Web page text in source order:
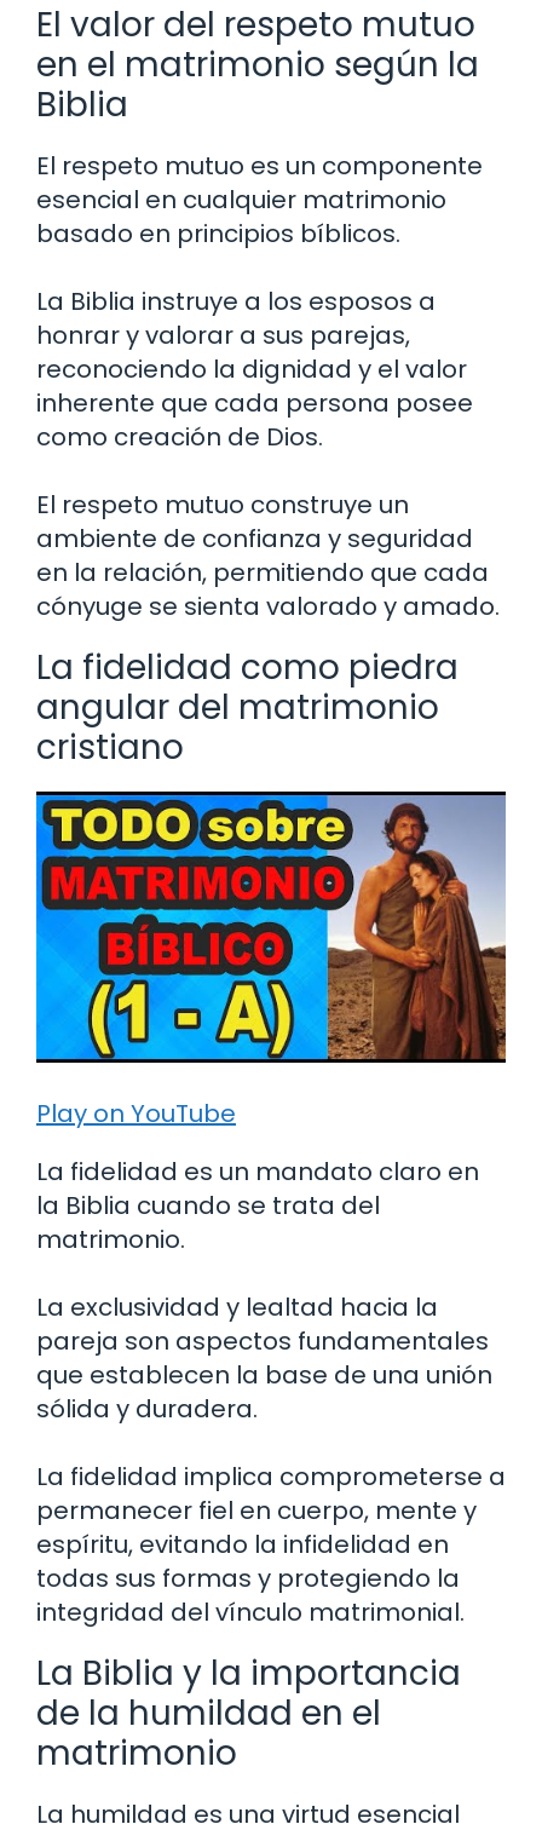
El valor del respeto mutuo
en el matrimonio según la
Biblia
El respeto mutuo es un componente
esencial en cualquier matrimonio
basado en principios bíblicos.
La Biblia instruye a los esposos a
honrar y valorar a sus parejas,
reconociendo la dignidad y el valor
inherente que cada persona posee
como creación de Dios.
El respeto mutuo construye un
ambiente de confianza y seguridad
en la relación, permitiendo que cada
cónyuge se sienta valorado y amado.
La fidelidad como piedra
angular del matrimonio
cristiano
Play on YouTube
La fidelidad es un mandato claro en
la Biblia cuando se trata del
matrimonio.
La exclusividad y lealtad hacia la
pareja son aspectos fundamentales
que establecen la base de una unión
sólida y duradera.
La fidelidad implica comprometerse a
permanecer fiel en cuerpo, mente y
espíritu, evitando la infidelidad en
todas sus formas y protegiendo la
integridad del vínculo matrimonial.
La Biblia y la importancia
de la humildad en el
matrimonio
La humildad es una virtud esencial